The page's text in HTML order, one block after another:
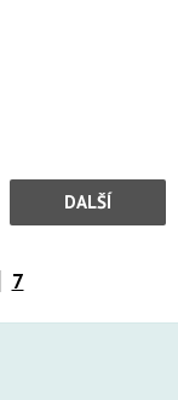
7
DALŠÍ